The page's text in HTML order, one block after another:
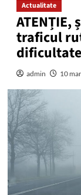
Actualitate
traficul
dificultate
admin 10